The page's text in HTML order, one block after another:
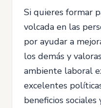
Si quieres formar
volcada en las
por ayudar a
los demás y
ambiente laboral
excelentes
beneficios